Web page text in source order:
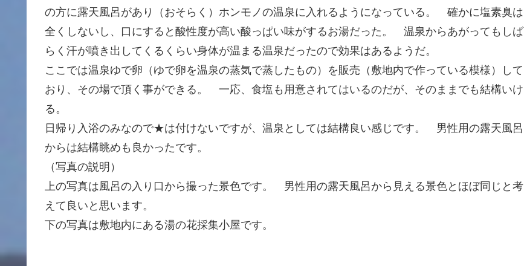
の方に露天風呂があり（おそらく）ホンモノの温泉に入れるようになっている。 確かに塩素臭は
全くしないし、口にすると酸性度が高い酸っぱい味がするお湯だった。 温泉からあがってもしば
らく汗が噴き出してくるくらい身体が温まる温泉だったので効果はあるようだ。
ここでは温泉ゆで卵（ゆで卵を温泉の蒸気で蒸したもの）を販売（敷地内で作っている模様）して
おり、その場で頂く事ができる。 一応、食塩も用意されてはいるのだが、そのままでも結構いけ
る。
日帰り入浴のみなので★は付けないですが、温泉としては結構良い感じです。 男性用の露天風呂
からは結構眺めも良かったです。
（写真の説明）
上の写真は風呂の入り口から撮った景色です。 男性用の露天風呂から見える景色とほぼ同じと考
えて良いと思います。
下の写真は敷地内にある湯の花採集小屋です。